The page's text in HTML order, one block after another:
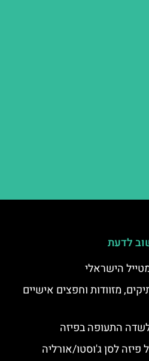
לדעת
הישראלי
מזוודות וחפצים אישיים
התעופה בפיזה
לסן ג'וסטו/אורליה